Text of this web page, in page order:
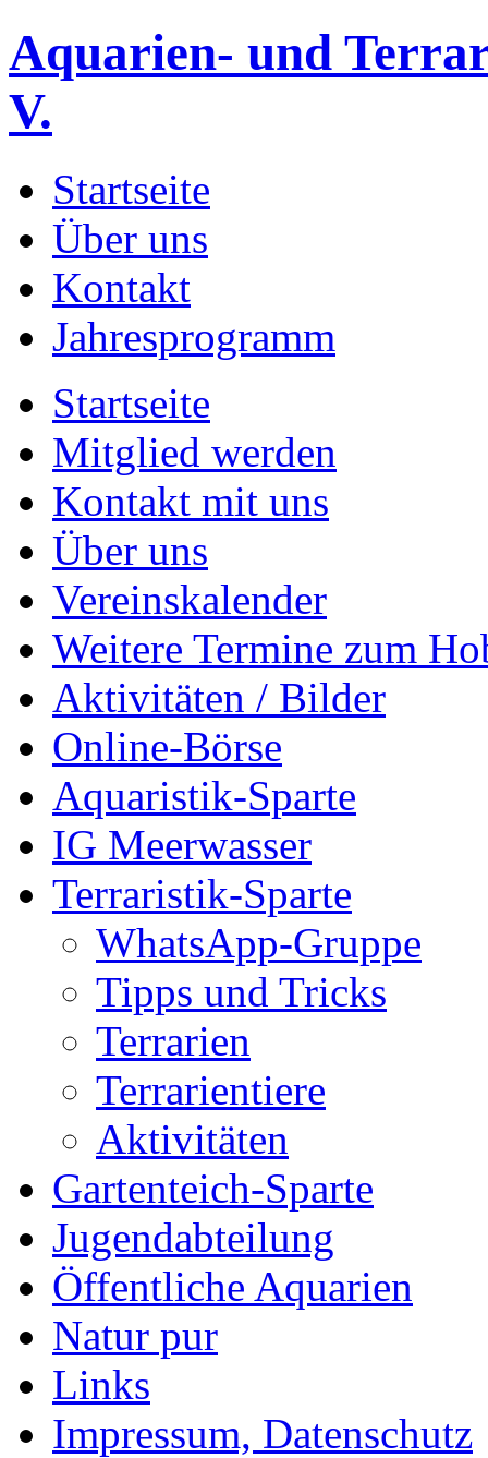
Aquarien- und
V.
Startseite
Über uns
Kontakt
Jahresprogramm
Startseite
Mitglied werden
Kontakt mit uns
Über uns
Vereinskalender
Weitere Termine zum
Aktivitäten / Bilder
Online-Börse
Aquaristik-Sparte
IG Meerwasser
Terraristik-Sparte
WhatsApp-Gruppe
Tipps und Tricks
Terrarien
Terrarientiere
Aktivitäten
Gartenteich-Sparte
Jugendabteilung
Öffentliche Aquarien
Natur pur
Links
Impressum, Datenschutz